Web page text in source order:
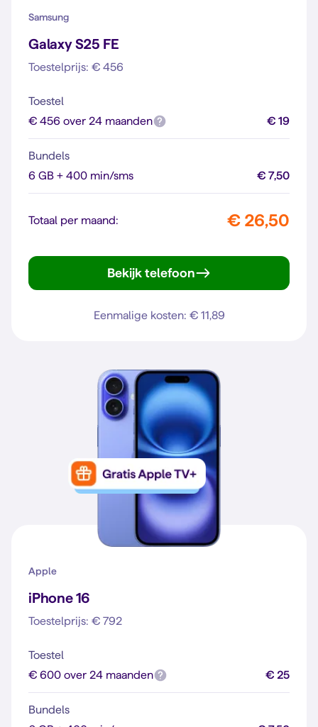
Samsung
Galaxy S25 FE
Toestelprijs: € 456
Toestel
€ 456 over 24 maanden
€ 19
Bundels
6 GB + 400 min/sms
€ 7,50
Totaal per maand: € 26,50
Bekijk telefoon
Eenmalige kosten: € 11,89
Apple
iPhone 16
Toestelprijs: € 792
Toestel
€ 600 over 24 maanden
€ 25
Bundels